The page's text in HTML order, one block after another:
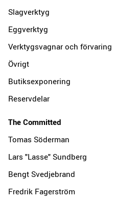
Slagverktyg
Eggverktyg
Verktygsvagnar och förvaring
Övrigt
Butiksexponering
Reservdelar
The Committed
Tomas Söderman
Lars "Lasse" Sundberg
Bengt Svedjebrand
Fredrik Fagerström